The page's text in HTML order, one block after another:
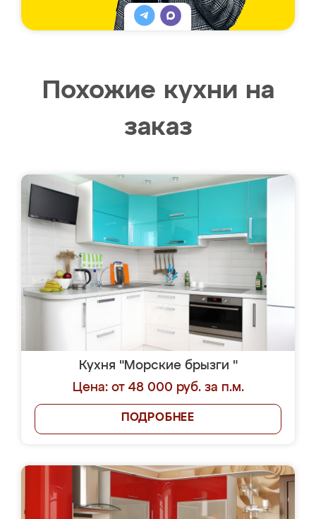
Похожие кухни на
заказ
Кухня "Морские брызги "
Цена: от 48 000 руб. за п.м.
ПОДРОБНЕЕ